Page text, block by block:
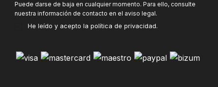
Puede darse de baja en cualquier momento. Para ello, consulte
nuestra información de contacto en el aviso legal.
He leído y acepto la política de privacidad.